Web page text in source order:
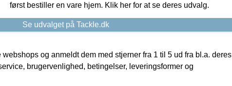
først bestiller en vare hjem. Klik her for at se deres udvalg.
Se udvalget på Tackle.dk
og anmeldt dem med stjerner fra 1 til 5 ud fra bl.a. deres
brugervenlighed, betingelser, leveringsformer og